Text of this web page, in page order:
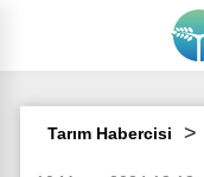
Tarım Habercisi